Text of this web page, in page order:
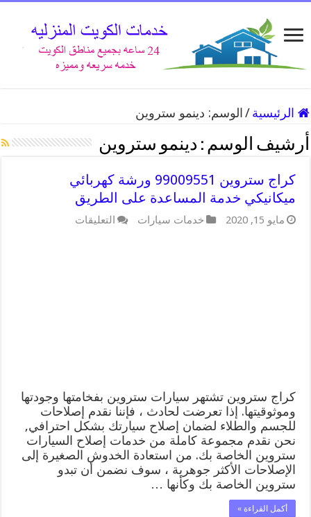
الرئيسية / الوسم: دينمو ستروين
أرشيف الوسم : دينمو ستروين
كراج ستروين 99009551 ورشة كهربائي
ميكانيكي خدمة المساعدة على الطريق
مايو 15, 2020 خدمات سيارات التعليقات
كراج ستروين تشتهر سيارات ستروين بفخامتها وجودتها
وموثوقيتها. إذا تعرضت لحادث ، فإننا نقدم إصلاحات
للجسم والطلاء لضمان إصلاح سيارتك بشكل احترافي,
نحن نقدم مجموعة كاملة من خدمات إصلاح السيارات
ستروين الخاصة بك. من استعادة الخدوش الصغيرة إلى
الإصلاحات الأكثر جوهرية ، سوف نضمن أن تبدو
ستروين الخاصة بك وكأنها …
أكمل القراءة »